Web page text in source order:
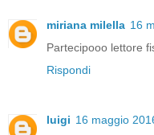
miriana milella 16
Partecipooo lettore
Rispondi
luigi 16 maggio